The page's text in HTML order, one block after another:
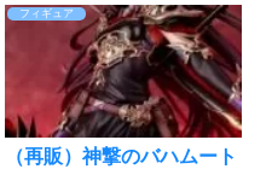
シア」が待望のスケールフィギュ
ア化！■サイズ全高：245mm（台
座含む）イースVIII -Lacr...
フィギュア
（再販）神撃のバハムート